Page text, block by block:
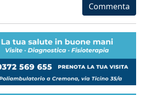
Commenta